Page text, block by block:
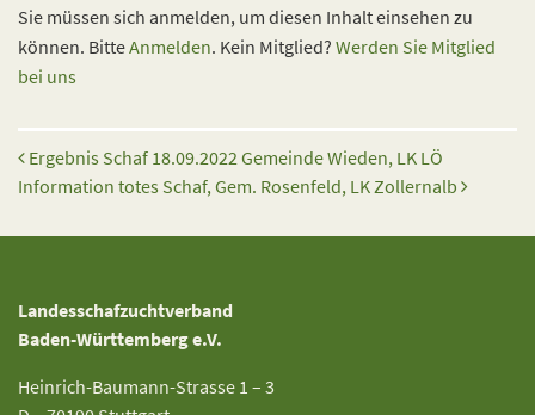
Sie müssen sich anmelden, um diesen Inhalt einsehen zu
können. BitteAnmelden. Kein Mitglied? Werden Sie Mitglied
bei uns
Beitrags-Navigation
Ergebnis Schaf 18.09.2022 Gemeinde Wieden, LK LÖ
Information totes Schaf, Gem. Rosenfeld, LK Zollernalb
Landesschafzuchtverband
Baden-Württemberg e.V.
Heinrich-Baumann-Strasse 1 – 3